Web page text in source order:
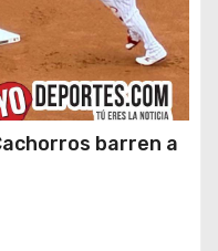
barren a